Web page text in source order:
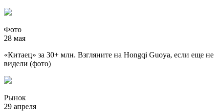
Фото
28 мая
«Китаец» за 30+ млн. Взгляните на Hongqi Guoya, если еще не
видели (фото)
Рынок
29 апреля